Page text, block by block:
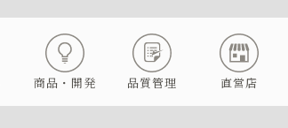
商品・開発 品質管理 直営店